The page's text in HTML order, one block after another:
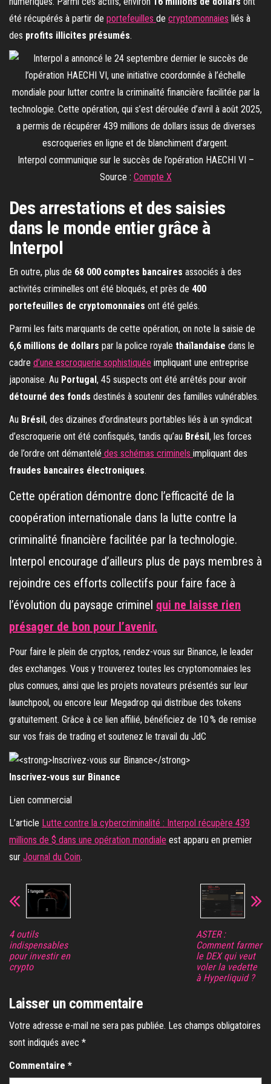
été récupérés à partir de portefeuilles de cryptomonnaies liés à
des profits illicites présumés.
Interpol communique sur le succès de l’opération HAECHI VI –
Source : Compte X
Des arrestations et des saisies
dans le monde entier grâce à
Interpol
En outre, plus de 68 000 comptes bancaires associés à des
activités criminelles ont été bloqués, et près de 400
portefeuilles de cryptomonnaies ont été gelés.
Parmi les faits marquants de cette opération, on note la saisie de
6,6 millions de dollars par la police royale thaïlandaise dans le
cadre d’une escroquerie sophistiquée impliquant une entreprise
japonaise. Au Portugal, 45 suspects ont été arrêtés pour avoir
détourné des fonds destinés à soutenir des familles vulnérables.
Au Brésil, des dizaines d’ordinateurs portables liés à un syndicat
d’escroquerie ont été confisqués, tandis qu’au Brésil, les forces
de l’ordre ont démantelé des schémas criminels impliquant des
fraudes bancaires électroniques.
Cette opération démontre donc l’efficacité de la
coopération internationale dans la lutte contre la
criminalité financière facilitée par la technologie.
Interpol encourage d’ailleurs plus de pays membres à
rejoindre ces efforts collectifs pour faire face à
l’évolution du paysage criminel qui ne laisse rien
présager de bon pour l’avenir.
Pour faire le plein de cryptos, rendez-vous sur Binance, le leader
des exchanges. Vous y trouverez toutes les cryptomonnaies les
plus connues, ainsi que les projets novateurs présentés sur leur
launchpool, ou encore leur Megadrop qui distribue des tokens
gratuitement. Grâce à ce lien affilié, bénéficiez de 10 % de remise
sur vos frais de trading et soutenez le travail du JdC
Inscrivez-vous sur Binance
Lien commercial
L’article Lutte contre la cybercriminalité : Interpol récupère 439
millions de $ dans une opération mondiale est apparu en premier
sur Journal du Coin.
4 outils
indispensables
pour investir en
crypto
ASTER :
Comment farmer
le DEX qui veut
voler la vedette
à Hyperliquid ?
Laisser un commentaire
Votre adresse e-mail ne sera pas publiée. Les champs obligatoires
sont indiqués avec *
Commentaire *